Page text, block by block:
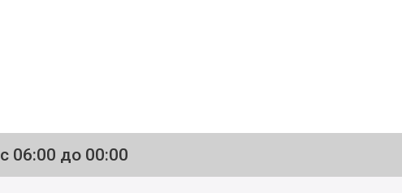
с 06:00 до 00:00